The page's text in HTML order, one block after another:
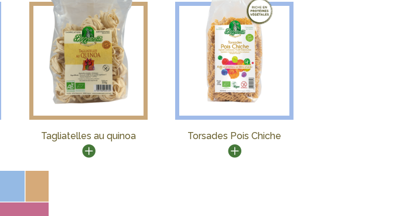
Tagliatelles au quinoa Torsades Pois Chiche